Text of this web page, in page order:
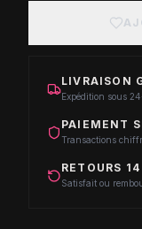
LIVRAISON
Expédition sous
PAIEMENT
Transactions
RETOURS
Satisfait ou